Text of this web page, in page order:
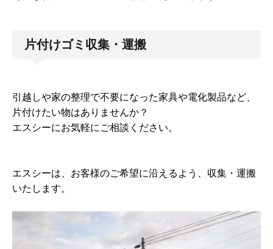
片付けゴミ収集・運搬
引越しや家の整理で不要になった家具や電化製品など、
片付けたい物はありませんか？
エスシーにお気軽にご相談ください。
エスシーは、お客様のご希望に沿えるよう、収集・運搬
いたします。